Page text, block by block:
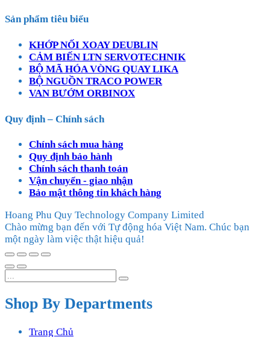
Sản phẩm tiêu biểu
KHỚP NỐI XOAY DEUBLIN
CẢM BIẾN LTN SERVOTECHNIK
BỘ MÃ HÓA VÒNG QUAY LIKA
BỘ NGUỒN TRACO POWER
VAN BƯỚM ORBINOX
Quy định – Chính sách
Chính sách mua hàng
Quy định bảo hành
Chính sách thanh toán
Vận chuyển - giao nhận
Bảo mật thông tin khách hàng
Hoang Phu Quy Technology Company Limited
Chào mừng bạn đến với Tự động hóa Việt Nam. Chúc bạn
một ngày làm việc thật hiệu quả!
Shop By Departments
Trang Chủ